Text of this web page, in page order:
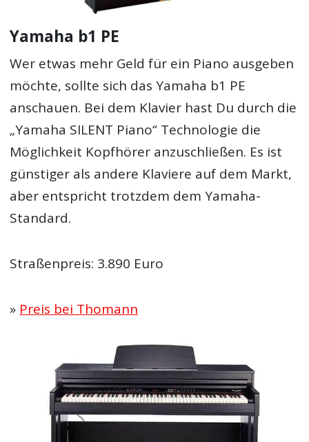
Yamaha b1 PE
Wer etwas mehr Geld für ein Piano ausgeben
möchte, sollte sich das Yamaha b1 PE
anschauen. Bei dem Klavier hast Du durch die
„Yamaha SILENT Piano“ Technologie die
Möglichkeit Kopfhörer anzuschließen. Es ist
günstiger als andere Klaviere auf dem Markt,
aber entspricht trotzdem dem Yamaha-
Standard.
Straßenpreis: 3.890 Euro
» Preis bei Thomann